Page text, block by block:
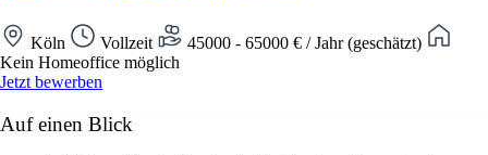
Köln Vollzeit
45000 - 65000 € / Jahr (geschätzt)
Kein Homeoffice möglich
Jetzt bewerben
Auf einen Blick